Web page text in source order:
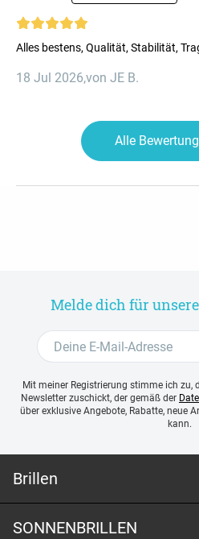
Alles bestens, Qualität, Stabilität,
18 Jul 2026,von JE B.
Alle
Melde dich für
Mit meiner Registrierung stimme ich zu,
Newsletter zuschickt, der gemäß der
über exklusive Angebote, Rabatte, neue
kann.
Brillen
SONNENBRILLEN